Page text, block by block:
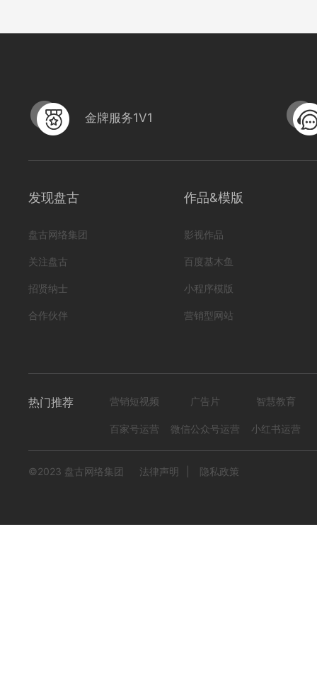
金牌服务1V1
发现盘古
盘古网络集团
关注盘古
招贤纳士
合作伙伴
作品&模版
影视作品
百度基木鱼
小程序模版
营销型网站
热门推荐 营销短视频 广告片 智慧教育
百家号运营 微信公众号运营 小红书运营
©2023 盘古网络集团 法律声明 隐私政策